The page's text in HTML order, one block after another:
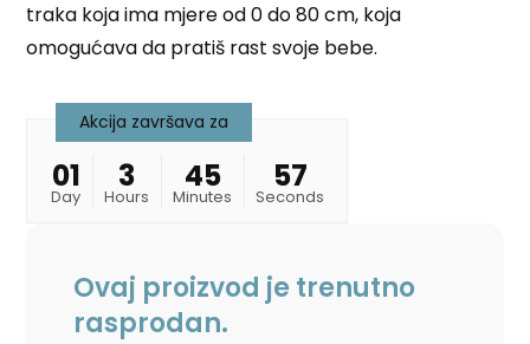
traka koja ima mjere od 0 do 80 cm, koja
omogućava da pratiš rast svoje bebe.
Akcija završava za
01
Day
3
Hours
45
Minutes
56
Seconds
Ovaj proizvod je trenutno
rasprodan.